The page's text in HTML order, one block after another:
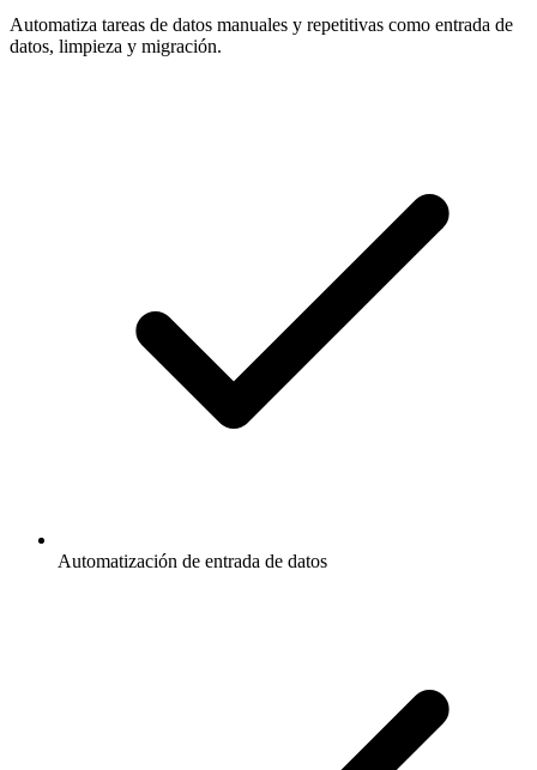
Automatiza tareas de datos manuales y repetitivas como entrada de
datos, limpieza y migración.
Automatización de entrada de datos